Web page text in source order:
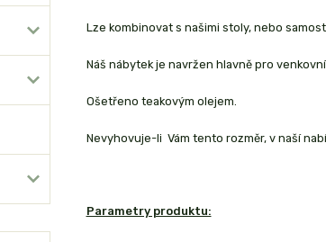
Lze kombinovat s našimi stoly, nebo
Náš nábytek je navržen hlavně pro
Ošetřeno teakovým olejem.
Nevyhovuje-li Vám tento rozměr, v naší
Parametry produktu: